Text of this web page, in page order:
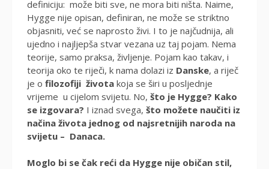
definiciju: može biti sve, ne mora biti ništa. Naime,
Hygge nije opisan, definiran, ne može se striktno
objasniti, već se naprosto živi. I to je najčudnija, ali
ujedno i najljepša stvar vezana uz taj pojam. Nema
teorije, samo praksa, življenje. Pojam kao takav, i
teorija oko te riječi, k nama dolazi iz Danske, a riječ
je o filozofiji života koja se širi u posljednje
vrijeme u cijelom svijetu. No, što je Hygge? Kako
se izgovara? I iznad svega, što možete naučiti iz
načina života jednog od najsretnijih naroda na
svijetu – Danaca.
Moglo bi se čak reći da Hygge nije običan stil,